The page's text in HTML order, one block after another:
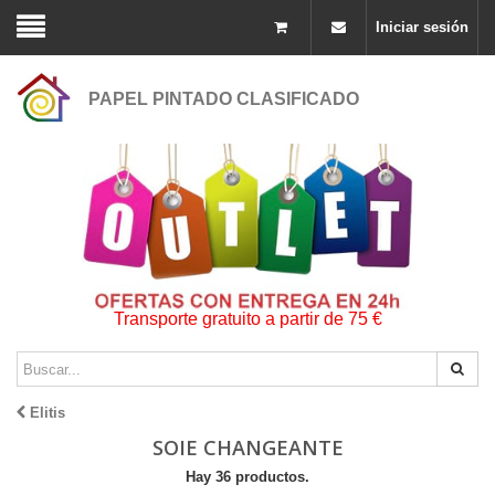
Iniciar sesión
PAPEL PINTADO CLASIFICADO
Transporte gratuito a partir de 75 €
Elitis
SOIE CHANGEANTE
Hay 36 productos.